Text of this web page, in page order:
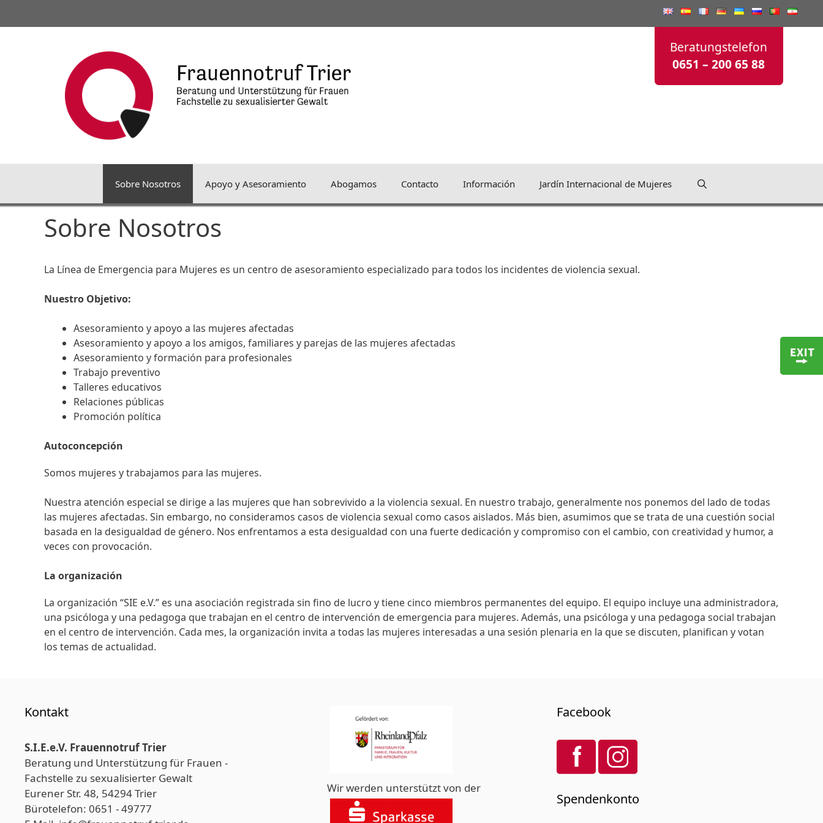
Beratungstelefon
0651 – 200 65 88
Sobre Nosotros Apoyo y Asesoramiento Abogamos Contacto Información Jardín Internacional de Mujeres
Sobre Nosotros
La Línea de Emergencia para Mujeres es un centro de asesoramiento especializado para todos los incidentes de violencia sexual.
Nuestro Objetivo:
Asesoramiento y apoyo a las mujeres afectadas
Asesoramiento y apoyo a los amigos, familiares y parejas de las mujeres afectadas
Asesoramiento y formación para profesionales
Trabajo preventivo
Talleres educativos
Relaciones públicas
Promoción política
Autoconcepción
Somos mujeres y trabajamos para las mujeres.
Nuestra atención especial se dirige a las mujeres que han sobrevivido a la violencia sexual. En nuestro trabajo, generalmente nos ponemos del lado de todas
las mujeres afectadas. Sin embargo, no consideramos casos de violencia sexual como casos aislados. Más bien, asumimos que se trata de una cuestión social
basada en la desigualdad de género. Nos enfrentamos a esta desigualdad con una fuerte dedicación y compromiso con el cambio, con creatividad y humor, a
veces con provocación.
La organización
La organización “SIE e.V.” es una asociación registrada sin fino de lucro y tiene cinco miembros permanentes del equipo. El equipo incluye una administradora,
una psicóloga y una pedagoga que trabajan en el centro de intervención de emergencia para mujeres. Además, una psicóloga y una pedagoga social trabajan
en el centro de intervención. Cada mes, la organización invita a todas las mujeres interesadas a una sesión plenaria en la que se discuten, planifican y votan
los temas de actualidad.
Kontakt
S.I.E.e.V. Frauennotruf Trier
Beratung und Unterstützung für Frauen -
Fachstelle zu sexualisierter Gewalt
Eurener Str. 48, 54294 Trier
Bürotelefon: 0651 - 49777
Wir werden unterstützt von der
Facebook
Spendenkonto